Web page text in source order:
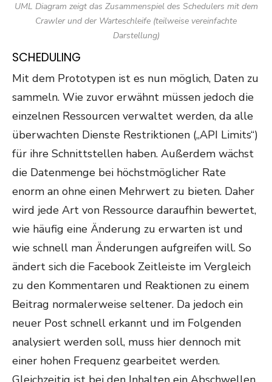
UML Diagram zeigt das Zusammenspiel des Schedulers mit dem
Crawler und der Warteschleife (teilweise vereinfachte
Darstellung)
SCHEDULING
Mit dem Prototypen ist es nun möglich, Daten zu
sammeln. Wie zuvor erwähnt müssen jedoch die
einzelnen Ressourcen verwaltet werden, da alle
überwachten Dienste Restriktionen („API Limits“)
für ihre Schnittstellen haben. Außerdem wächst
die Datenmenge bei höchstmöglicher Rate
enorm an ohne einen Mehrwert zu bieten. Daher
wird jede Art von Ressource daraufhin bewertet,
wie häufig eine Änderung zu erwarten ist und
wie schnell man Änderungen aufgreifen will. So
ändert sich die Facebook Zeitleiste im Vergleich
zu den Kommentaren und Reaktionen zu einem
Beitrag normalerweise seltener. Da jedoch ein
neuer Post schnell erkannt und im Folgenden
analysiert werden soll, muss hier dennoch mit
einer hohen Frequenz gearbeitet werden.